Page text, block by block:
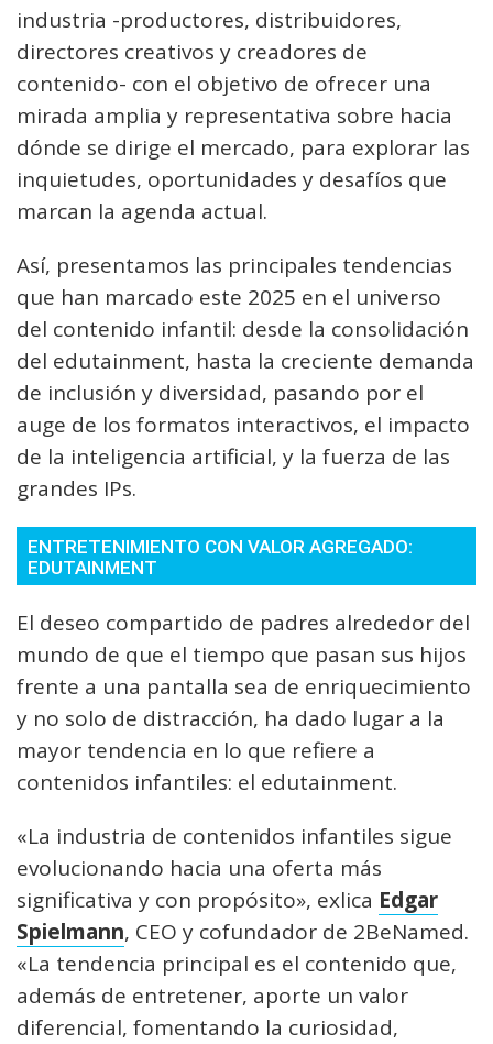
industria -productores, distribuidores,
directores creativos y creadores de
contenido- con el objetivo de ofrecer una
mirada amplia y representativa sobre hacia
dónde se dirige el mercado, para explorar las
inquietudes, oportunidades y desafíos que
marcan la agenda actual.
Así, presentamos las principales tendencias
que han marcado este 2025 en el universo
del contenido infantil: desde la consolidación
del edutainment, hasta la creciente demanda
de inclusión y diversidad, pasando por el
auge de los formatos interactivos, el impacto
de la inteligencia artificial, y la fuerza de las
grandes IPs.
ENTRETENIMIENTO CON VALOR AGREGADO:
EDUTAINMENT
El deseo compartido de padres alrededor del
mundo de que el tiempo que pasan sus hijos
frente a una pantalla sea de enriquecimiento
y no solo de distracción, ha dado lugar a la
mayor tendencia en lo que refiere a
contenidos infantiles: el edutainment.
«La industria de contenidos infantiles sigue
evolucionando hacia una oferta más
significativa y con propósito», exlica Edgar
Spielmann, CEO y cofundador de 2BeNamed.
«La tendencia principal es el contenido que,
además de entretener, aporte un valor
diferencial, fomentando la curiosidad,